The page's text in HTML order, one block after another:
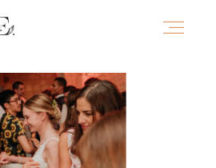
HOME
A PROPOS